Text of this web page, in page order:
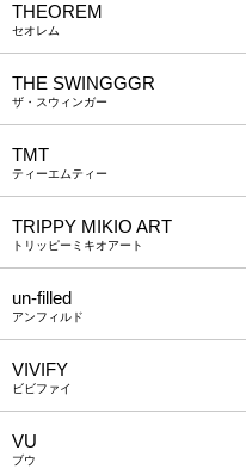
THEOREM
セオレム
THE SWINGGGR
ザ・スウィンガー
TMT
ティーエムティー
TRIPPY MIKIO ART
トリッピーミキオアート
un-filled
アンフィルド
VIVIFY
ビビファイ
VU
ブウ